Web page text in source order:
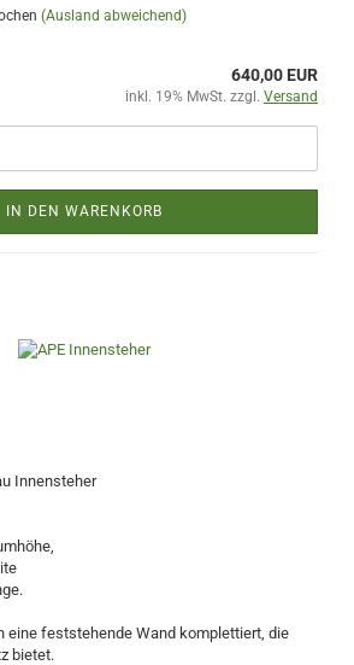
(Ausland abweichend)
640,00 EUR
inkl. 19% MwSt. zzgl. Versand
IN DEN WARENKORB
Innensteher
eine feststehende Wand komplettiert, die
bietet.